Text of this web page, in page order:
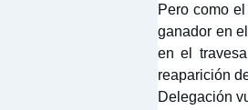
Pero como
ganador en
en el
reaparición
Delegación